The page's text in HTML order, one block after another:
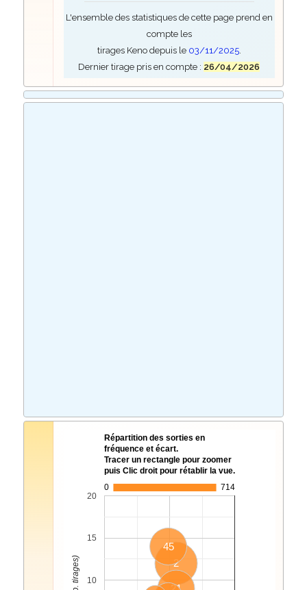
L'ensemble des statistiques de cette page prend en
compte les
tirages Keno depuis le 03/11/2025.
Dernier tirage pris en compte : 26/04/2026
Répartition des sorties en
fréquence et écart.
Tracer un rectangle pour zoomer
puis Clic droit pour rétablir la vue.
0
714
2
45
10
15
20